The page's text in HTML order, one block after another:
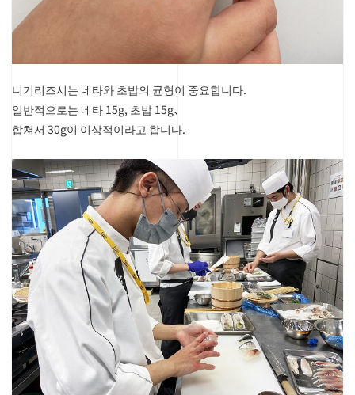
니기리즈시는 네타와 초밥의 균형이 중요합니다.
일반적으로는 네타 15g, 초밥 15g、
합쳐서 30g이 이상적이라고 합니다.